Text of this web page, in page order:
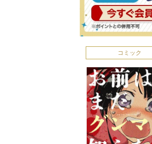
コミック